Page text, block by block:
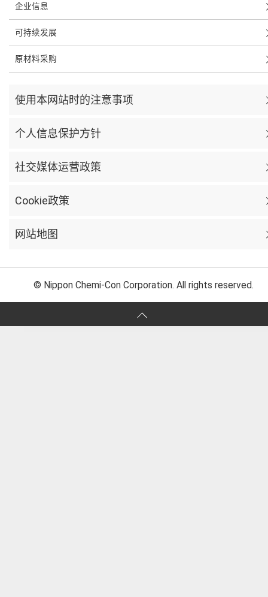
企业信息
可持续发展
原材料采购
使用本网站时的注意事项
个人信息保护方针
社交媒体运营政策
Cookie政策
网站地图
© Nippon Chemi-Con Corporation. All rights reserved.